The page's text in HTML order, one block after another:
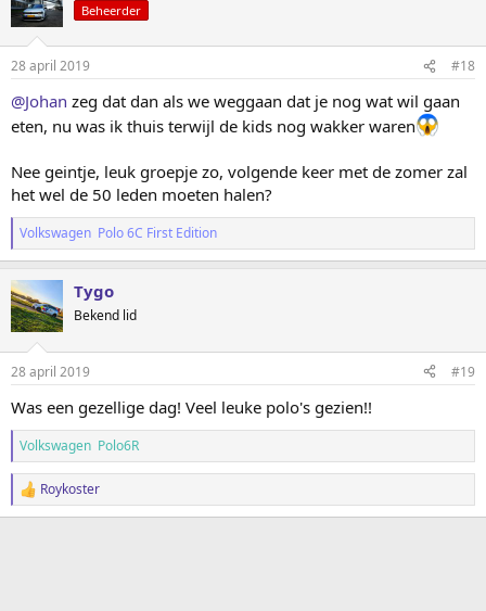
Beheerder
28 april 2019 #18
@Johan zeg dat dan als we weggaan dat je nog wat wil gaan
eten, nu was ik thuis terwijl de kids nog wakker waren
Nee geintje, leuk groepje zo, volgende keer met de zomer zal
het wel de 50 leden moeten halen?
Volkswagen Polo 6C First Edition
Tygo
Bekend lid
28 april 2019 #19
Was een gezellige dag! Veel leuke polo's gezien!!
Volkswagen Polo6R
W
a
Roykoster